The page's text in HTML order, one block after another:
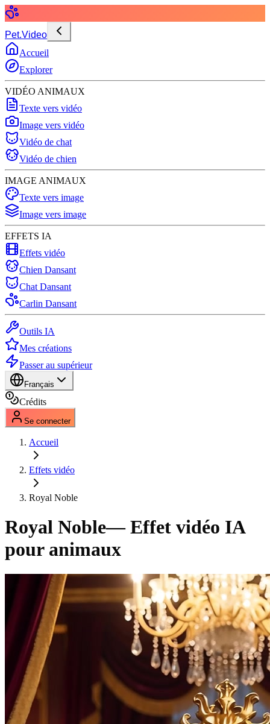
Pet.Video
Accueil
Explorer
VIDÉO ANIMAUX
Texte vers vidéo
Image vers vidéo
Vidéo de chat
Vidéo de chien
IMAGE ANIMAUX
Texte vers image
Image vers image
EFFETS IA
Effets vidéo
Chien Dansant
Chat Dansant
Carlin Dansant
Outils IA
Mes créations
Passer au supérieur
Français
Crédits
Se connecter
Accueil
Effets vidéo
Royal Noble
Royal Noble— Effet vidéo IA
pour animaux